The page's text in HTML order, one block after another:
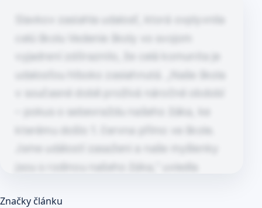
Článok pokračuje po kliknutí
Značky článku